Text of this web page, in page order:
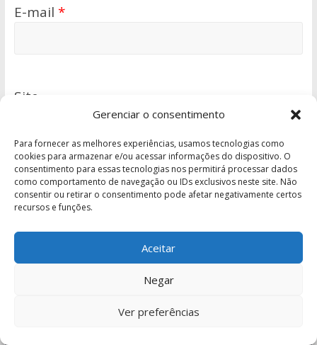
Gerenciar o consentimento
Para fornecer as melhores experiências, usamos tecnologias como
cookies para armazenar e/ou acessar informações do dispositivo. O
consentimento para essas tecnologias nos permitirá processar dados
como comportamento de navegação ou IDs exclusivos neste site. Não
consentir ou retirar o consentimento pode afetar negativamente certos
recursos e funções.
Aceitar
Negar
Ver preferências
E-mail *
Site
EXISTIMOS HÁ 15 ANOS